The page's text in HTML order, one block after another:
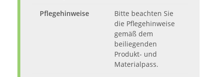
Pflegehinweise
Bitte beachten Sie
die Pflegehinweise
gemäß dem
beiliegenden
Produkt- und
Materialpass.